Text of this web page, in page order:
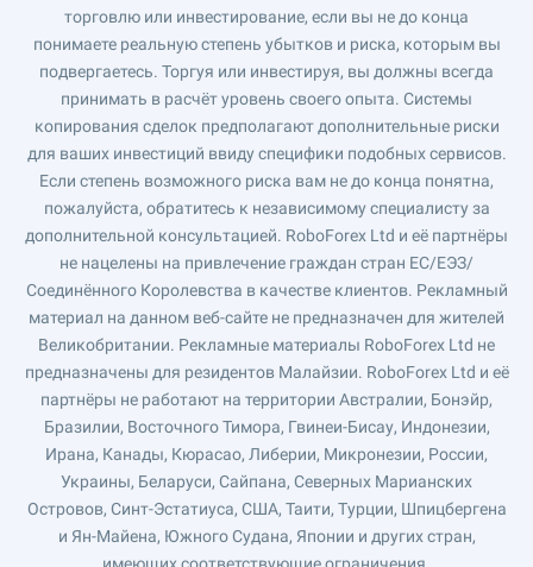
торговлю или инвестирование, если вы не до конца
понимаете реальную степень убытков и риска, которым вы
подвергаетесь. Торгуя или инвестируя, вы должны всегда
принимать в расчёт уровень своего опыта. Системы
копирования сделок предполагают дополнительные риски
для ваших инвестиций ввиду специфики подобных сервисов.
Если степень возможного риска вам не до конца понятна,
пожалуйста, обратитесь к независимому специалисту за
дополнительной консультацией. RoboForex Ltd и её партнёры
не нацелены на привлечение граждан стран ЕС/ЕЭЗ/
Соединённого Королевства в качестве клиентов. Рекламный
материал на данном веб-сайте не предназначен для жителей
Великобритании. Рекламные материалы RoboForex Ltd не
предназначены для резидентов Малайзии. RoboForex Ltd и её
партнёры не работают на территории Австралии, Бонэйр,
Бразилии, Восточного Тимора, Гвинеи-Бисау, Индонезии,
Ирана, Канады, Кюрасао, Либерии, Микронезии, России,
Украины, Беларуси, Сайпана, Северных Марианских
Островов, Синт-Эстатиуса, США, Таити, Турции, Шпицбергена
и Ян-Майена, Южного Судана, Японии и других стран,